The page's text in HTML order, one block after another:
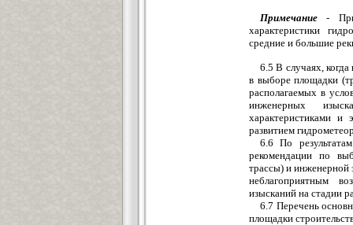
Примечание - При
характеристики
средние и большие
6.5 В случаях,
в выборе площадки
располагаемых в
инженерных
характеристиками и
развитием
6.6 По
рекомендации по
трассы) и инженерной
неблагоприятным
изысканий на стадии
6.7 Перечень
площадки